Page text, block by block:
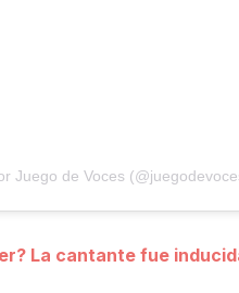
Juego de Voces
La cantante fue